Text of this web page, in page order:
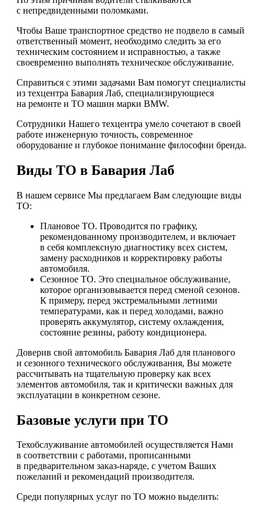
с непредвиденными поломками.
Чтобы Ваше транспортное средство не подвело в самый
ответственный момент, необходимо следить за его
техническим состоянием и исправностью, а также
своевременно выполнять техническое обслуживание.
Справиться с этими задачами Вам помогут специалисты
из техцентра Бавария Лаб, специализирующиеся
на ремонте и ТО машин марки BMW.
Сотрудники Нашего техцентра умело сочетают в своей
работе инженерную точность, современное
оборудование и глубокое понимание философии бренда.
Виды ТО в Бавария Лаб
В нашем сервисе Мы предлагаем Вам следующие виды
ТО:
Плановое ТО. Проводится по графику,
рекомендованному производителем, и включает
в себя комплексную диагностику всех систем,
замену расходников и корректировку работы
автомобиля.
Сезонное ТО. Это специальное обслуживание,
которое организовывается перед сменой сезонов.
К примеру, перед экстремальными летними
температурами, как и перед холодами, важно
проверять аккумулятор, систему охлаждения,
состояние резины, работу кондиционера.
Доверив свой автомобиль Бавария Лаб для планового
и сезонного технического обслуживания, Вы можете
рассчитывать на тщательную проверку как всех
элементов автомобиля, так и критически важных для
эксплуатации в конкретном сезоне.
Базовые услуги при ТО
Техобслуживание автомобилей осуществляется Нами
в соответствии с работами, прописанными
в предварительном заказ-наряде, с учетом Ваших
пожеланий и рекомендаций производителя.
Среди популярных услуг по ТО можно выделить: